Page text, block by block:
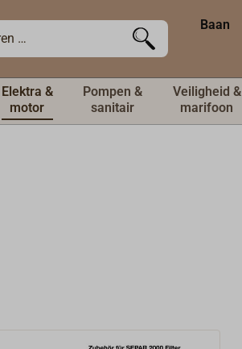
Baan
Elektra &
motor
Pompen &
sanitair
Veiligheid &
marifoon